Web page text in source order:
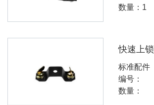
数量：1
快速上锁
标准配件
编号：
数量：